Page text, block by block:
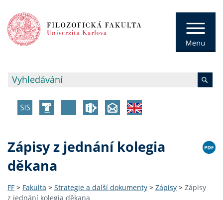
Zápisy z jednání kolegia
děkana
FF > Fakulta > Strategie a další dokumenty > Zápisy > Zápisy
z jednání kolegia děkana